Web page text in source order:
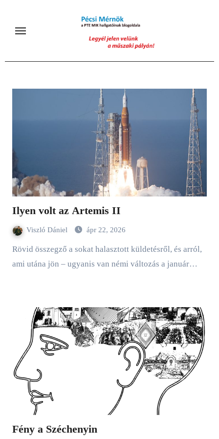
content
Ilyen volt az Artemis II
Viszló Dániel ápr 22, 2026
Rövid összegző a sokat halasztott küldetésről, és arról,
ami utána jön – ugyanis van némi változás a január…
Fény a Széchenyin